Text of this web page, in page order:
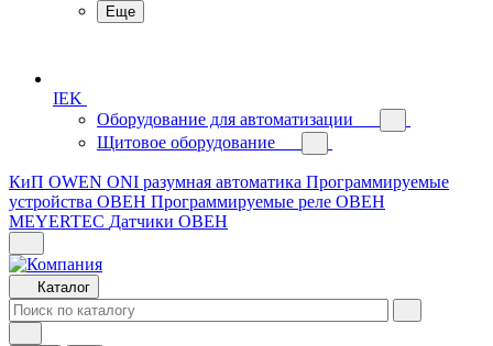
Еще
IEK
Оборудование для автоматизации
Щитовое оборудование
КиП OWEN ONI разумная автоматика Программируемые
устройства ОВЕН Программируемые реле ОВЕН
MEYERTEC Датчики ОВЕН
Каталог